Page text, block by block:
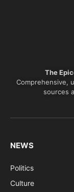
The
Comprehensive,
sources
NEWS
Politics
Culture